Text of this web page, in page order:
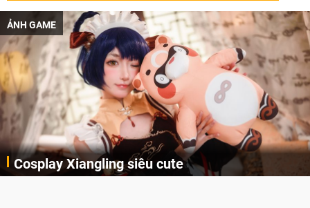
ẢNH GAME
Cosplay Xiangling siêu cute